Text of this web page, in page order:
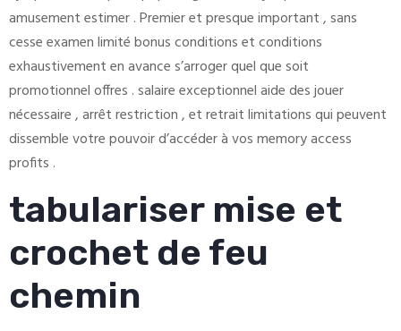
amusement estimer . Premier et presque important , sans
cesse examen limité bonus conditions et conditions
exhaustivement en avance s’arroger quel que soit
promotionnel offres . salaire exceptionnel aide des jouer
nécessaire , arrêt restriction , et retrait limitations qui peuvent
dissemble votre pouvoir d’accéder à vos memory access
profits .
tabulariser mise et
crochet de feu
chemin